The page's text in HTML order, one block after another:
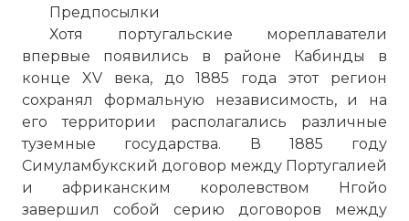
Предпосылки
Хотя португальские мореплаватели
впервые появились в районе Кабинды в
конце XV века, до 1885 года этот регион
сохранял формальную независимость, и на
его территории располагались различные
туземные государства. В 1885 году
Симуламбукский договор между Португалией
и африканским королевством Нгойо
завершил собой серию договоров между